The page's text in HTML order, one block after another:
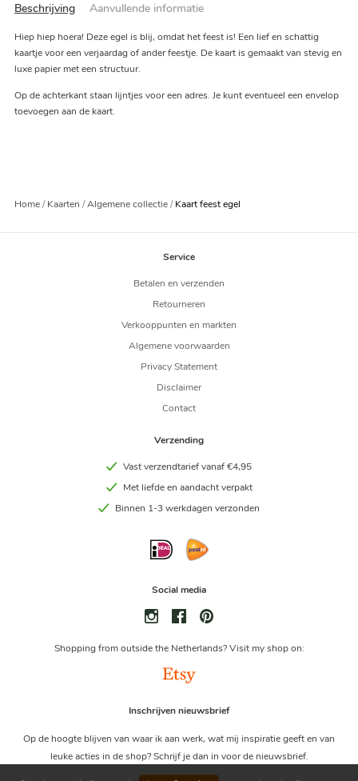
Beschrijving Aanvullende informatie
Hiep hiep hoera! Deze egel is blij, omdat het feest is! Een lief en schattig
kaartje voor een verjaardag of ander feestje. De kaart is gemaakt van stevig en
luxe papier met een structuur.
Op de achterkant staan lijntjes voor een adres. Je kunt eventueel een envelop
toevoegen aan de kaart.
Home Kaarten Algemene collectie Kaart feest egel
Service
Betalen en verzenden
Retourneren
Verkooppunten en markten
Algemene voorwaarden
Privacy Statement
Disclaimer
Contact
Verzending
Vast verzendtarief vanaf €4,95
Met liefde en aandacht verpakt
Binnen 1-3 werkdagen verzonden
Social media
Shopping from outside the Netherlands? Visit my shop on:
Inschrijven nieuwsbrief
Op de hoogte blijven van waar ik aan werk, wat mij inspiratie geeft en van
leuke acties in de shop? Schrijf je dan in voor de nieuwsbrief.